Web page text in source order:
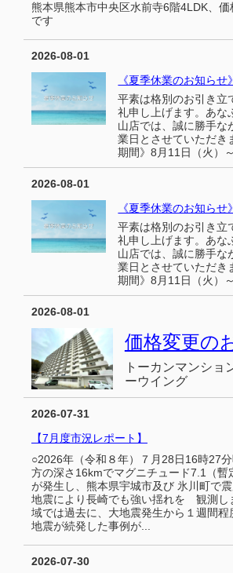
熊本県熊本市中央区水前寺6階4LDK、
です
2026-08-01
《夏季休業のお知らせ
平素は格別のお引き立
礼申し上げます。あな
山店では、誠に勝手な
業日とさせていただき
期間》8月11日（火）
2026-08-01
《夏季休業のお知らせ
平素は格別のお引き立
礼申し上げます。あな
山店では、誠に勝手な
業日とさせていただき
期間》8月11日（火）
2026-08-01
価格変更の
トーカンマンショ
ーウイング
2026-07-31
【7月度市況レポート】
○2026年（令和８年）７月28日16時27
方の深さ16kmでマグニチュード7.1
が発生し、熊本県宇城市及び 氷川町で
地震により長崎でも強い揺れを 観測し
域では過去に、大地震発生から１週間程
地震が続発した事例が...
2026-07-30